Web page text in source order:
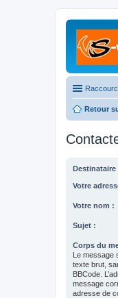
Retour
Destinataire
Votre
Votre nom :
Sujet :
Corps du
Le message
texte brut,
BBCode.
message
adresse de